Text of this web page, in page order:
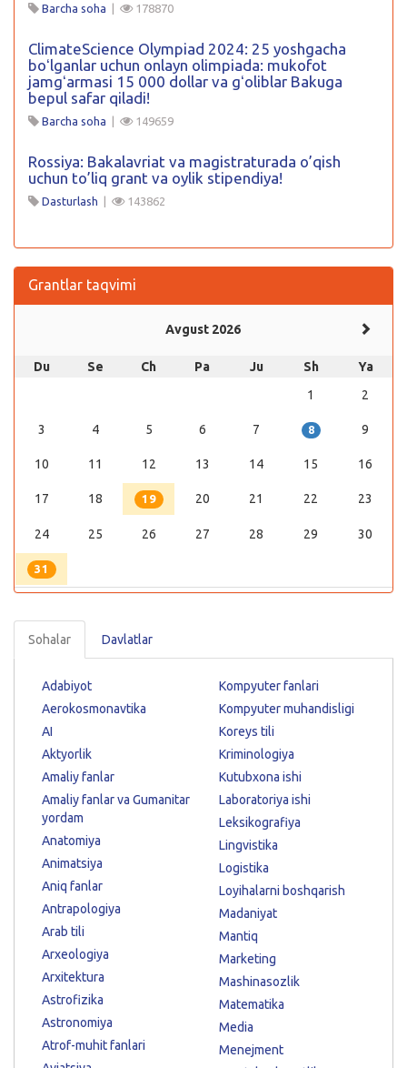
Barcha soha | 178870
ClimateScience Olympiad 2024: 25 yoshgacha
boʻlganlar uchun onlayn olimpiada: mukofot
jamgʻarmasi 15 000 dollar va gʻoliblar Bakuga
bepul safar qiladi!
Barcha soha | 149659
Rossiya: Bakalavriat va magistraturada o’qish
uchun to’liq grant va oylik stipendiya!
Dasturlash | 143862
Grantlar taqvimi
Avgust 2026
Du Se Ch Pa Ju Sh
Ya
1
2
3 4 5 6 7 8 9
10 11 12 13 14 15 16
17 18 19 20 21 22 23
24 25 26 27 28 29 30
31
Sohalar Davlatlar
Adabiyot
Aerokosmonavtika
AI
Aktyorlik
Amaliy fanlar
Amaliy fanlar va Gumanitar
yordam
Anatomiya
Animatsiya
Aniq fanlar
Antrapologiya
Arab tili
Arxeologiya
Arxitektura
Astrofizika
Astronomiya
Atrof-muhit fanlari
Kompyuter fanlari
Kompyuter muhandisligi
Koreys tili
Kriminologiya
Kutubxona ishi
Laboratoriya ishi
Leksikografiya
Lingvistika
Logistika
Loyihalarni boshqarish
Madaniyat
Mantiq
Marketing
Mashinasozlik
Matematika
Media
Menejment